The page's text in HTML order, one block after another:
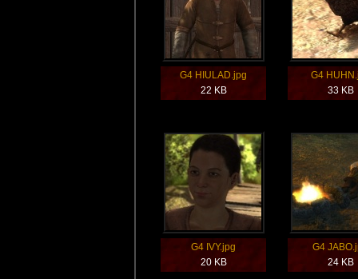
G4 HIULAD.jpg
22 KB
G4
33 KB
G4 IVY.jpg
20 KB
G4
24 KB